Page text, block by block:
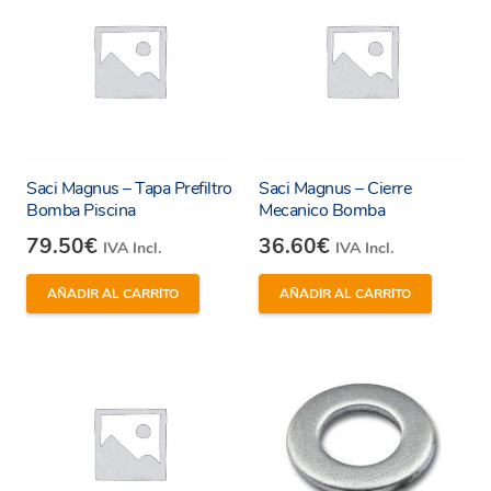
Apta para agua fría y caliente, aceite y gasoil. Para
conducción de aire consultar.
Protección de equipos en:
Climatización.
DESCRIPCIÓN COMPONENTES
Cuerpo – Latón
Tamiz – Acero Inoxidable
Saci Magnus – Tapa Prefiltro
Bomba Piscina
79.50€ IVA Incl.
AÑADIR AL CARRITO
Saci Magnus – Cierre
Mecanico Bomba
36.60€ IVA Incl.
AÑADIR AL CARRITO